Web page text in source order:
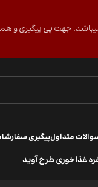
و هماهنگی سفارشات با
متداولپیگیری